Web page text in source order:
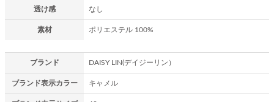
透け感 なし
素材 ポリエステル 100%
ブランド DAISY LIN(デイジーリン）
ブランド表示カラー キャメル